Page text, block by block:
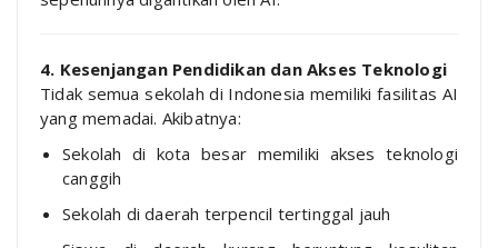
4. Kesenjangan Pendidikan dan Akses Teknologi
Tidak semua sekolah di Indonesia memiliki fasilitas AI
yang memadai. Akibatnya:
Sekolah di kota besar memiliki akses teknologi
canggih
Sekolah di daerah terpencil tertinggal jauh